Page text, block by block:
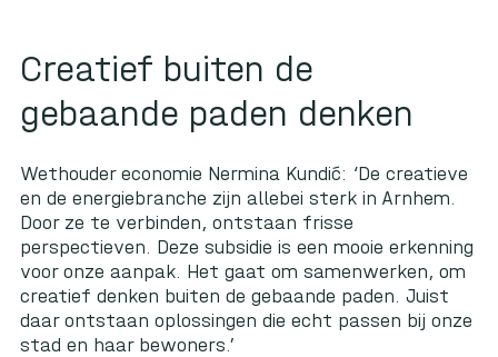
Creatief buiten de
gebaande paden denken
Wethouder economie Nermina Kundić: ‘De creatieve
en de energiebranche zijn allebei sterk in Arnhem.
Door ze te verbinden, ontstaan frisse
perspectieven. Deze subsidie is een mooie erkenning
voor onze aanpak. Het gaat om samenwerken, om
creatief denken buiten de gebaande paden. Juist
daar ontstaan oplossingen die echt passen bij onze
stad en haar bewoners.’